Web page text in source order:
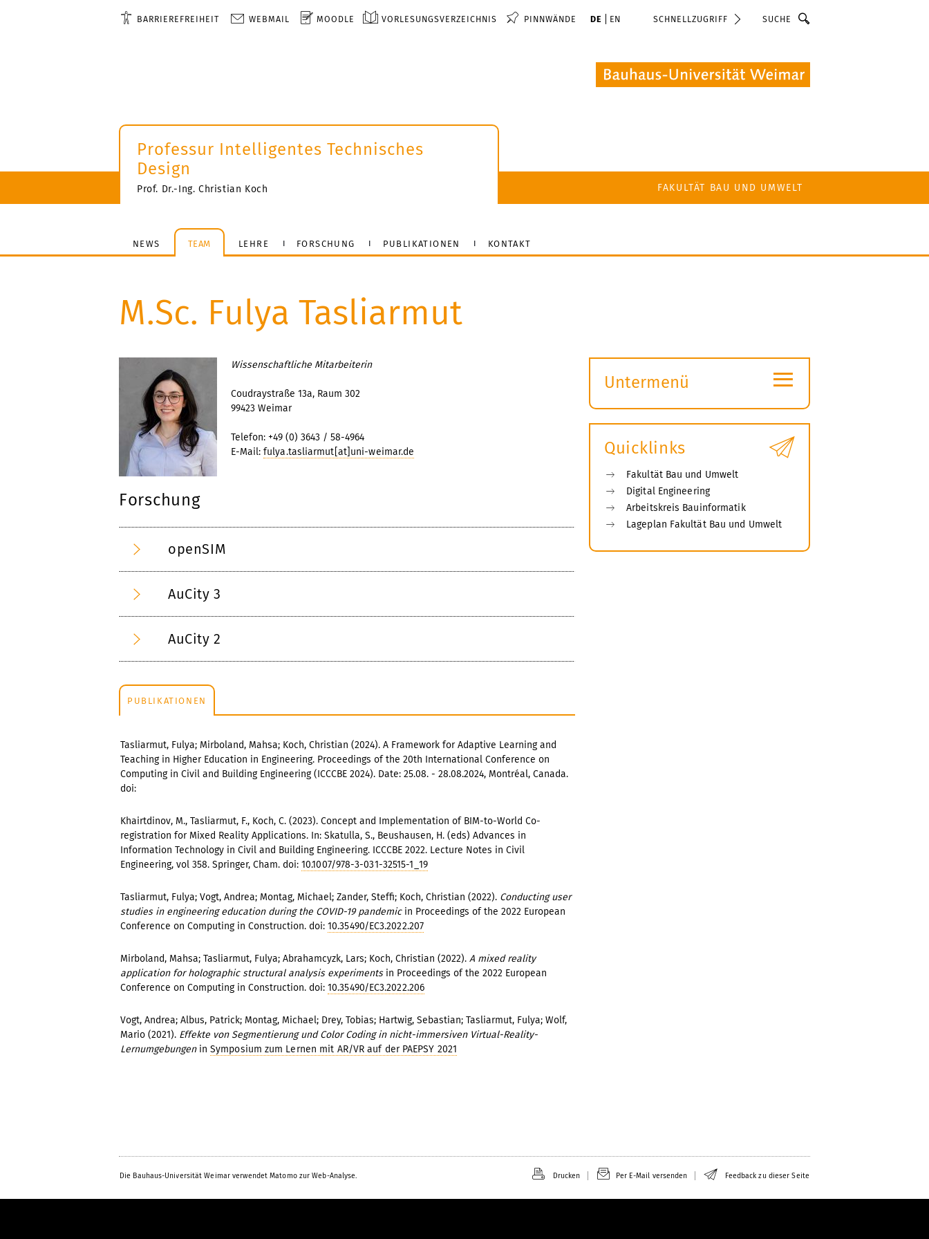
BARRIEREFREIHEIT WEBMAIL MOODLE VORLESUNGSVERZEICHNIS PINNWÄNDE DE EN SCHNELLZUGRIFF Suche
Professur Intelligentes Technisches
Design
Prof. Dr.-Ing. Christian Koch FAKULTÄT BAU UND UMWELT
NEWS TEAM LEHRE FORSCHUNG PUBLIKATIONEN KONTAKT
M.Sc. Fulya Tasliarmut
Wissenschaftliche Mitarbeiterin
Coudraystraße 13a, Raum 302
99423 Weimar
Telefon: +49 (0) 3643 / 58-4964
E-Mail: fulya.tasliarmut[at]uni-weimar.de
Forschung
openSIM
AuCity 3
AuCity 2
PUBLIKATIONEN
Tasliarmut, Fulya; Mirboland, Mahsa; Koch, Christian (2024). A Framework for Adaptive Learning and
Teaching in Higher Education in Engineering. Proceedings of the 20th International Conference on
Computing in Civil and Building Engineering (ICCCBE 2024). Date: 25.08. - 28.08.2024, Montréal, Canada.
doi:
Khairtdinov, M., Tasliarmut, F., Koch, C. (2023). Concept and Implementation of BIM-to-World Co-
registration for Mixed Reality Applications. In: Skatulla, S., Beushausen, H. (eds) Advances in
Information Technology in Civil and Building Engineering. ICCCBE 2022. Lecture Notes in Civil
Engineering, vol 358. Springer, Cham. doi: 10.1007/978-3-031-32515-1_19
Tasliarmut, Fulya; Vogt, Andrea; Montag, Michael; Zander, Steffi; Koch, Christian (2022). Conducting user
studies in engineering education during the COVID-19 pandemicin Proceedings of the 2022 European
Conference on Computing in Construction. doi: 10.35490/EC3.2022.207
Mirboland, Mahsa; Tasliarmut, Fulya; Abrahamcyzk, Lars; Koch, Christian (2022). A mixed reality
application for holographic structural analysis experimentsin Proceedings of the 2022 European
Conference on Computing in Construction. doi: 10.35490/EC3.2022.206
Vogt, Andrea; Albus, Patrick; Montag, Michael; Drey, Tobias; Hartwig, Sebastian; Tasliarmut, Fulya; Wolf,
Mario (2021). Effekte von Segmentierung und Color Coding in nicht-immersiven Virtual-Reality-
Lernumgebungenin Symposium zum Lernen mit AR/VR auf der PAEPSY 2021
Untermenü
öffnen
≡
Quicklinks
Fakultät Bau und Umwelt
Digital Engineering
Arbeitskreis Bauinformatik
Lageplan Fakultät Bau und Umwelt
Die Bauhaus-Universität Weimar verwendet Matomo zur Web-Analyse. Drucken Per E-Mail versenden Feedback zu dieser Seite